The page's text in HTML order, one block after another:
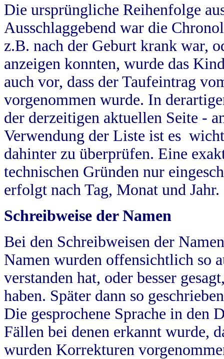
Die ursprüngliche Reihenfolge
Ausschlaggebend war die
z.B. nach der Geburt krank war,
anzeigen konnten, wurde das
auch vor, dass der Taufeintrag
vorgenommen wurde. In
der derzeitigen aktuellen Seite -
Verwendung der Liste ist es
dahinter zu überprüfen. Eine
technischen Gründen nur
erfolgt nach Tag, Monat und Jahr.
Schreibweise der Namen
Bei den Schreibweisen der
Namen wurden offensichtlich so
verstanden hat, oder besser
haben. Später dann so
Die gesprochene Sprache in
Fällen bei denen erkannt wurde,
wurden Korrekturen